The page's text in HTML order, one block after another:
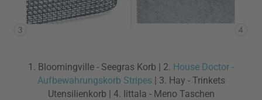
1. Bloomingville - Seegras Korb | 2. House Doctor -
Aufbewahrungskorb Stripes| 3. Hay - Trinkets
Utensilienkorb | 4. Iittala - Meno Taschen